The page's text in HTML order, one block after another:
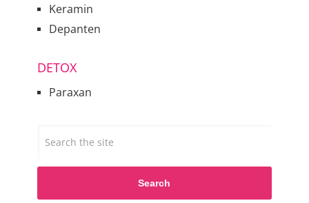
Keramin
Depanten
DETOX
Paraxan
Search